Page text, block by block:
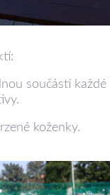
součástí každé
koženky.